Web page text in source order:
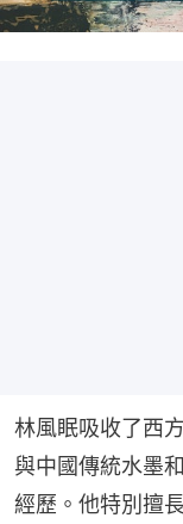
林風眠吸收了西
與中國傳統水墨
經歷。他特別擅